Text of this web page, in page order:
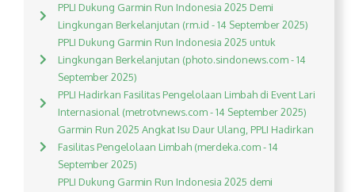
PPLI Dukung Garmin Run Indonesia 2025 Demi
Lingkungan Berkelanjutan (rm.id - 14 September 2025)
PPLI Dukung Garmin Run Indonesia 2025 untuk
Lingkungan Berkelanjutan (photo.sindonews.com - 14
September 2025)
PPLI Hadirkan Fasilitas Pengelolaan Limbah di Event Lari
Internasional (metrotvnews.com - 14 September 2025)
Garmin Run 2025 Angkat Isu Daur Ulang, PPLI Hadirkan
Fasilitas Pengelolaan Limbah (merdeka.com - 14
September 2025)
PPLI Dukung Garmin Run Indonesia 2025 demi